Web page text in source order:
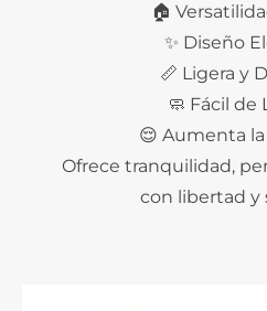
🏠
✨ Diseño
📏 Ligera y
🧼 Fácil de
😌 Aumenta
Ofrece tranquilidad,
con libertad y